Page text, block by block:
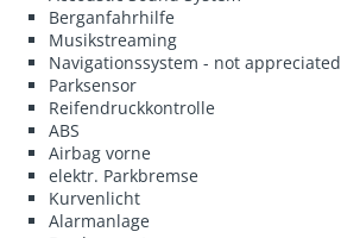
Berganfahrhilfe
Musikstreaming
Navigationssystem - not appreciated
Parksensor
Reifendruckkontrolle
ABS
Airbag vorne
elektr. Parkbremse
Kurvenlicht
Alarmanlage